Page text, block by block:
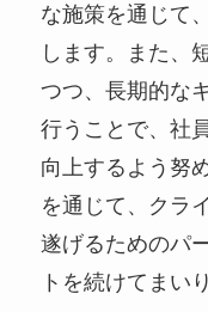
な施策を通じて
します。また、
つつ、長期的な
行うことで、社
向上するよう努
を通じて、クラ
遂げるためのパ
トを続けてまい